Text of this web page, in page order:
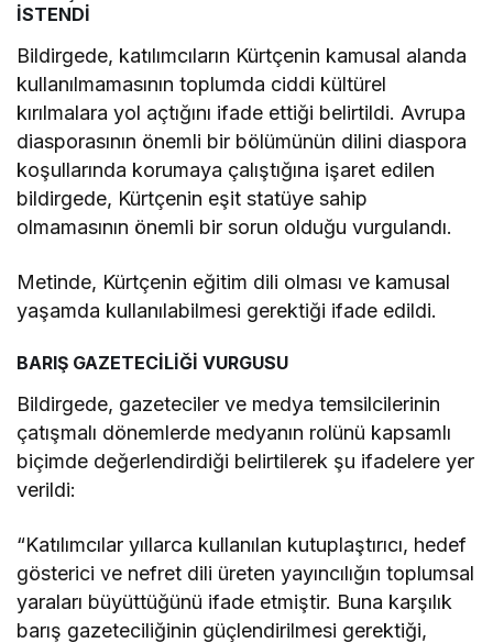
İSTENDİ
Bildirgede, katılımcıların Kürtçenin kamusal alanda
kullanılmamasının toplumda ciddi kültürel
kırılmalara yol açtığını ifade ettiği belirtildi. Avrupa
diasporasının önemli bir bölümünün dilini diaspora
koşullarında korumaya çalıştığına işaret edilen
bildirgede, Kürtçenin eşit statüye sahip
olmamasının önemli bir sorun olduğu vurgulandı.
Metinde, Kürtçenin eğitim dili olması ve kamusal
yaşamda kullanılabilmesi gerektiği ifade edildi.
BARIŞ GAZETECİLİĞİ VURGUSU
Bildirgede, gazeteciler ve medya temsilcilerinin
çatışmalı dönemlerde medyanın rolünü kapsamlı
biçimde değerlendirdiği belirtilerek şu ifadelere yer
verildi:
“Katılımcılar yıllarca kullanılan kutuplaştırıcı, hedef
gösterici ve nefret dili üreten yayıncılığın toplumsal
yaraları büyüttüğünü ifade etmiştir. Buna karşılık
barış gazeteciliğinin güçlendirilmesi gerektiği,